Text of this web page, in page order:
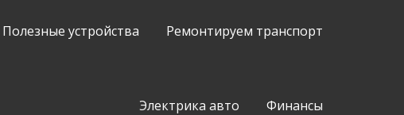
Полезные устройства Ремонтируем транспорт
Электрика авто Финансы